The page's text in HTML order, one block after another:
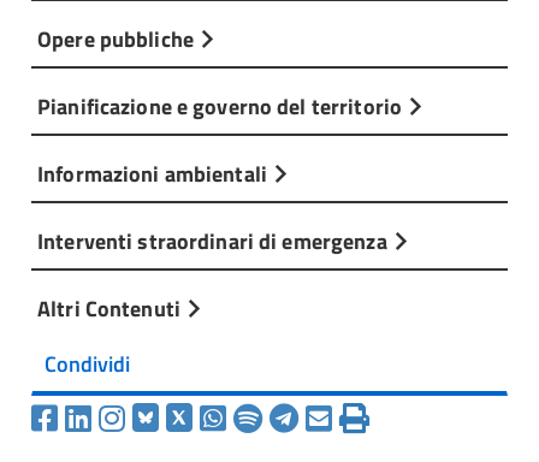
Opere pubbliche
Pianificazione e governo del territorio
Informazioni ambientali
Interventi straordinari di emergenza
Altri Contenuti
Condividi